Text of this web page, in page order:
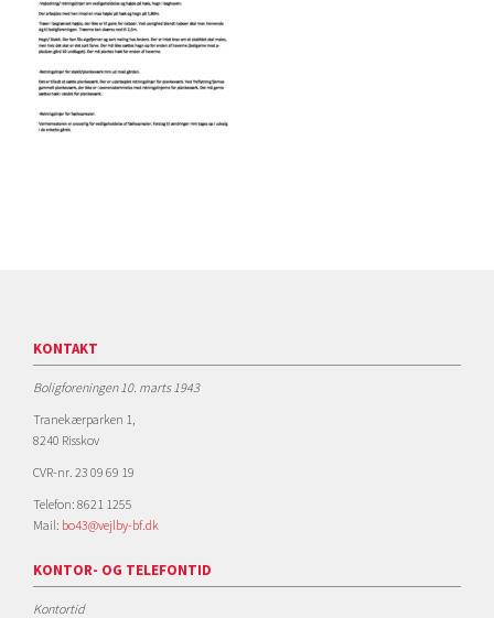
KONTAKT
Boligforeningen 10. marts 1943
Tranekærparken 1,
8240 Risskov
CVR-nr. 23 09 69 19
Telefon: 8621 1255
Mail: bo43@vejlby-bf.dk
KONTOR- OG TELEFONTID
Kontortid